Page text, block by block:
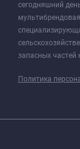
сегодняшний
запасных частей
Политика